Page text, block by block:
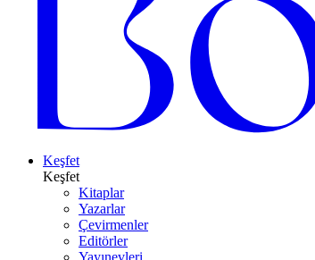
Keşfet
Keşfet
Kitaplar
Yazarlar
Çevirmenler
Editörler